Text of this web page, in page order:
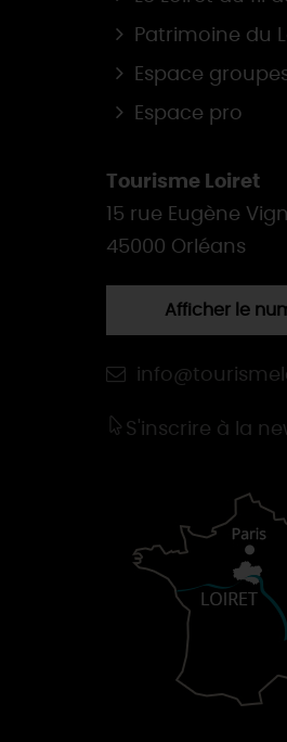
Patrimoine du
Espace
Espace pro
Tourisme Loiret
15 rue Eugène
45000 Orléans
Afficher le
S'inscrire à la